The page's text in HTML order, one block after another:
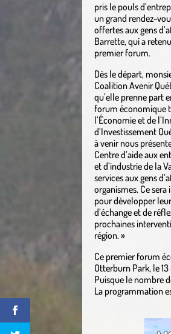
pris le pouls
un grand rendez-
offertes aux gens
Barrette, qui a retenu
premier forum.
Dès le départ,
Coalition Avenir
qu’elle prenne part
forum économique
l’Économie et de
d’Investissement
à venir nous
Centre d’aide aux
et d’industrie de la
services aux gens
organismes. Ce
pour développer
d’échange et de
prochaines
région. »
Ce premier forum
Otterburn Park, le
Puisque le nombre
La programmation